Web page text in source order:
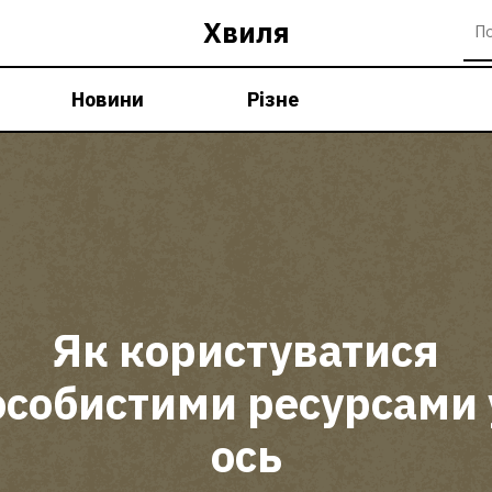
Хвиля
Новини Різне
Як користуватися
ресурсами
ось